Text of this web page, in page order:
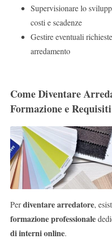
Supervisionare lo
costi e scadenze
Gestire eventuali
arredamento
Come Diventare
Formazione e Requisiti
Perdiventare arredatore,
formazione professionale
di interni online.